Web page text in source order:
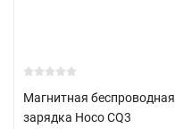
Магнитная беспроводная
зарядка Hoco CQ3